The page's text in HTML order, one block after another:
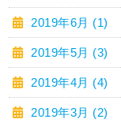
2019年6月 (1)
2019年5月 (3)
2019年4月 (4)
2019年3月 (2)